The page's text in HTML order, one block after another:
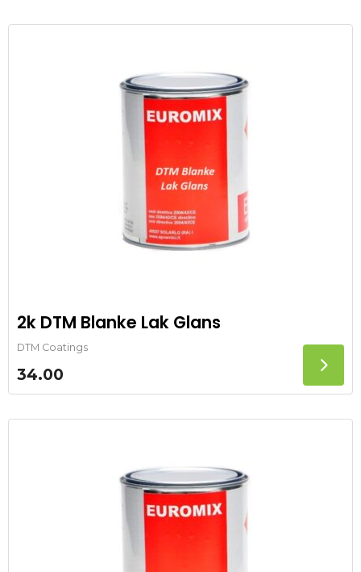
2k DTM Blanke Lak Glans
DTM Coatings
34.00